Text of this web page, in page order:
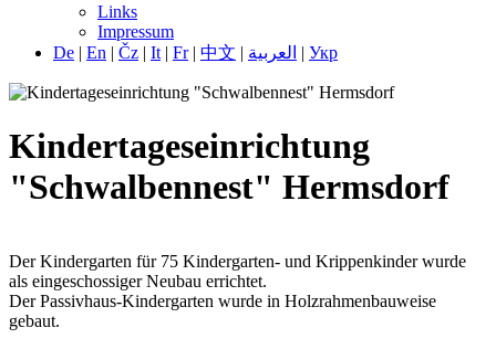
Links
Impressum
De | En | Čz | It | Fr| 中文 | العربية | Укр
Kindertageseinrichtung
"Schwalbennest" Hermsdorf
Der Kindergarten für 75 Kindergarten- und Krippenkinder wurde
als eingeschossiger Neubau errichtet.
Der Passivhaus-Kindergarten wurde in Holzrahmenbauweise
gebaut.